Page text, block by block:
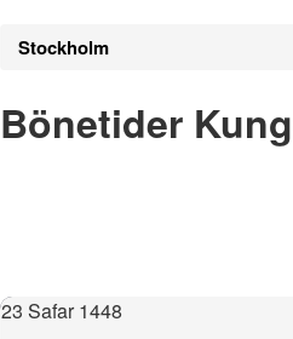
Stockholm
Bönetider
23 Safar 1448